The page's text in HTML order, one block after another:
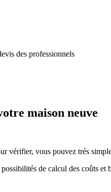
des professionnels
maison neuve
vérifier, vous pouvez trés
de calcul des coûts